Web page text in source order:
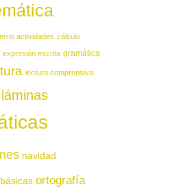
actividades cálculo
expresión escrita gramática
lectura comprensiva
láminas
navidad
ortografía